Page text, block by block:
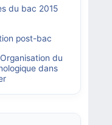
du bac 2015
post-bac
du
dans